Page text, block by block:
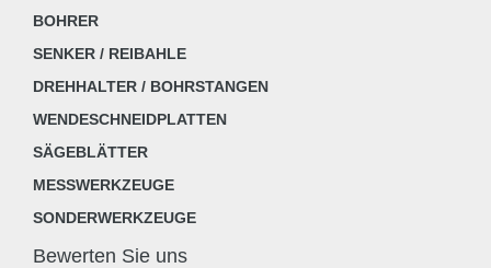
BOHRER
SENKER / REIBAHLE
DREHHALTER / BOHRSTANGEN
WENDESCHNEIDPLATTEN
SÄGEBLÄTTER
MESSWERKZEUGE
SONDERWERKZEUGE
Bewerten Sie uns